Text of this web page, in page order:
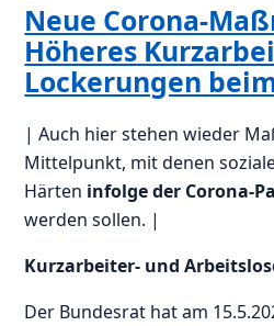
Neue Corona-
Höheres
Lockerungen
| Auch hier stehen wieder
Mittelpunkt, mit denen
Härten infolgeder Corona-
werden sollen. |
Kurzarbeiter- und
Der Bundesrat hat am